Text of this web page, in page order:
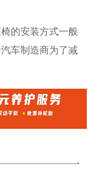
的安装方式一般
车制造商为了减